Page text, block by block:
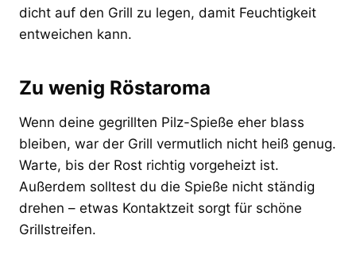
dicht auf den Grill zu legen, damit Feuchtigkeit
entweichen kann.
Zu wenig Röstaroma
Wenn deine gegrillten Pilz-Spieße eher blass
bleiben, war der Grill vermutlich nicht heiß genug.
Warte, bis der Rost richtig vorgeheizt ist.
Außerdem solltest du die Spieße nicht ständig
drehen – etwas Kontaktzeit sorgt für schöne
Grillstreifen.